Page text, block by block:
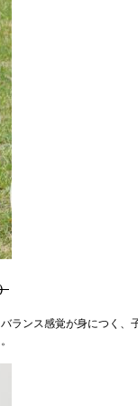
ランス感覚が身につく、